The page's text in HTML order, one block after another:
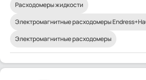
Расходомеры жидкости
Электромагнитные расходомеры
Электромагнитные расходомеры